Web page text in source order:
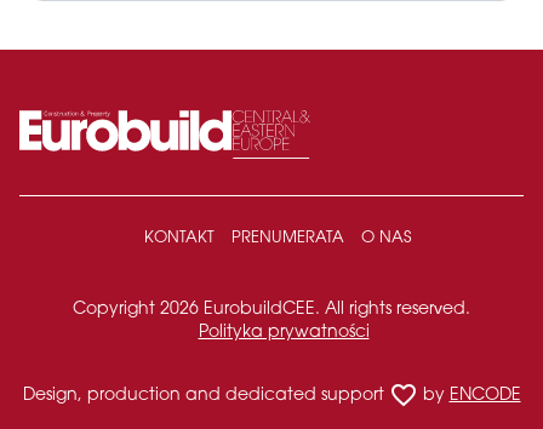
KONTAKT PRENUMERATA O NAS
Copyright 2026 EurobuildCEE. All rights reserved.
Polityka prywatności
Design, production and dedicated support favorite_border by ENCODE